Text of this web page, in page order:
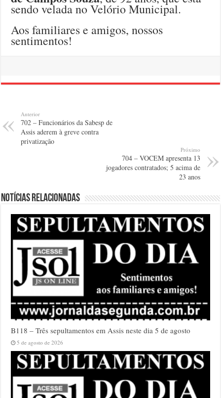
sendo velada no Velório Municipal.
Aos familiares e amigos, nossos
sentimentos!
Anterior
702 – Funcionários da Sabesp de
Assis aderem à greve contra
privatização
Próximo
704 – VOCEM apresenta 13
jogadores contratados; 5 acima de
23 anos
Notícias relacionadas
B118 – Três sepultamentos em Assis neste dia 5 de agosto
5 de agosto de 2026